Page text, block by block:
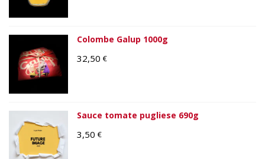
Colombe Galup 1000g
32,50 €
Sauce tomate pugliese 690g
3,50 €